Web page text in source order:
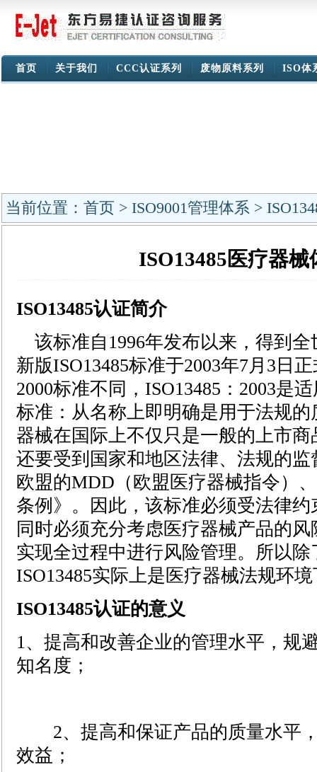
首页 关于我们 CCC认证系列 废物原料系列 ISO体
当前位置： 首页 > ISO9001管理体系 >
ISO13485医疗器械
ISO13485认证简介
该标准自1996年发布以来，得到
新版ISO13485标准于2003年7月3日
2000标准不同，ISO13485：2003是
标准：从名称上即明确是用于法规
器械在国际上不仅只是一般的上市
还要受到国家和地区法律、法规的
欧盟的MDD（欧盟医疗器械指令）
条例》。因此，该标准必须受法律
同时必须充分考虑医疗器械产品的
实现全过程中进行风险管理。所以
ISO13485实际上是医疗器械法规环
ISO13485认证的意义
1、提高和改善企业的管理水平，规
知名度；
2、提高和保证产品的质量水平
效益；